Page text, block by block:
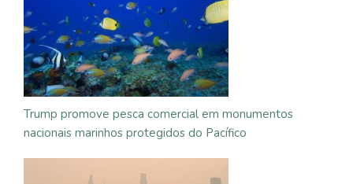
Trump promove pesca comercial em monumentos
nacionais marinhos protegidos do Pacífico